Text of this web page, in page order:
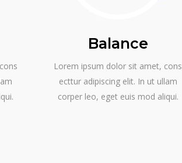
Balance
Lorem ipsum dolor sit amet, cons
ecttur adipiscing elit. In ut ullam
corper leo, eget euis mod aliqui.